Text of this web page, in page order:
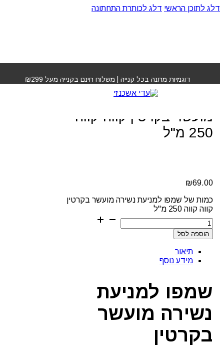
דלג לתוכן הראשי דלג לכותרת התחתונה
דוגמיות מתנה בכל קנייה | משלוח חינם בקנייה מעל ₪299
שמפו למניעת נשירה
מועשר בקרטין קווה קווה
250 מ"ל
₪69.00
כמות של שמפו למניעת נשירה מועשר בקרטין
קווה קווה 250 מ"ל
הוספה לסל
תיאור
מידע נוסף
שמפו למניעת
נשירה מועשר
בקרטין